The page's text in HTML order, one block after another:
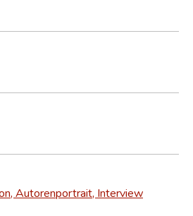
Autorenportrait, Interview